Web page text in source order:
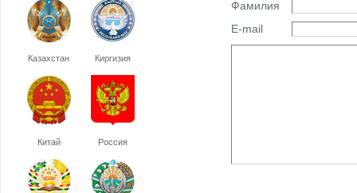
Казахстан Киргизия
Китай Россия
Фамилия
E-mail